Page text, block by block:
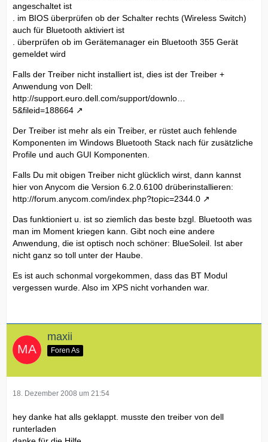
angeschaltet ist
. im BIOS überprüfen ob der Schalter rechts (Wireless Switch)
auch für Bluetooth aktiviert ist
. überprüfen ob im Gerätemanager ein Bluetooth 355 Gerät
gemeldet wird
Falls der Treiber nicht installiert ist, dies ist der Treiber +
Anwendung von Dell:
http://support.euro.dell.com/support/downlo…
5&fileid=188664
Der Treiber ist mehr als ein Treiber, er rüstet auch fehlende
Komponenten im Windows Bluetooth Stack nach für zusätzliche
Profile und auch GUI Komponenten.
Falls Du mit obigen Treiber nicht glücklich wirst, dann kannst
hier von Anycom die Version 6.2.0.6100 drüberinstallieren:
http://forum.anycom.com/index.php?topic=2344.0
Das funktioniert u. ist so ziemlich das beste bzgl. Bluetooth was
man im Moment kriegen kann. Gibt noch eine andere
Anwendung, die ist optisch noch schöner: BlueSoleil. Ist aber
nicht ganz so toll unter der Haube.
Es ist auch schonmal vorgekommen, dass das BT Modul
vergessen wurde. Also im XPS nicht vorhanden war.
maxii
Foren As
18. Dezember 2008 um 21:54
hey danke hat alls geklappt. musste den treiber von dell
runterladen